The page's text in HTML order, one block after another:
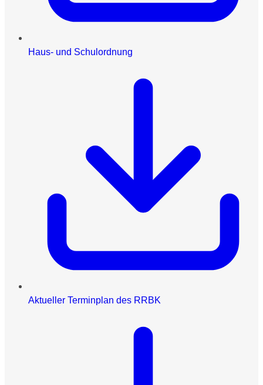
Haus- und Schulordnung
Aktueller Terminplan des RRBK